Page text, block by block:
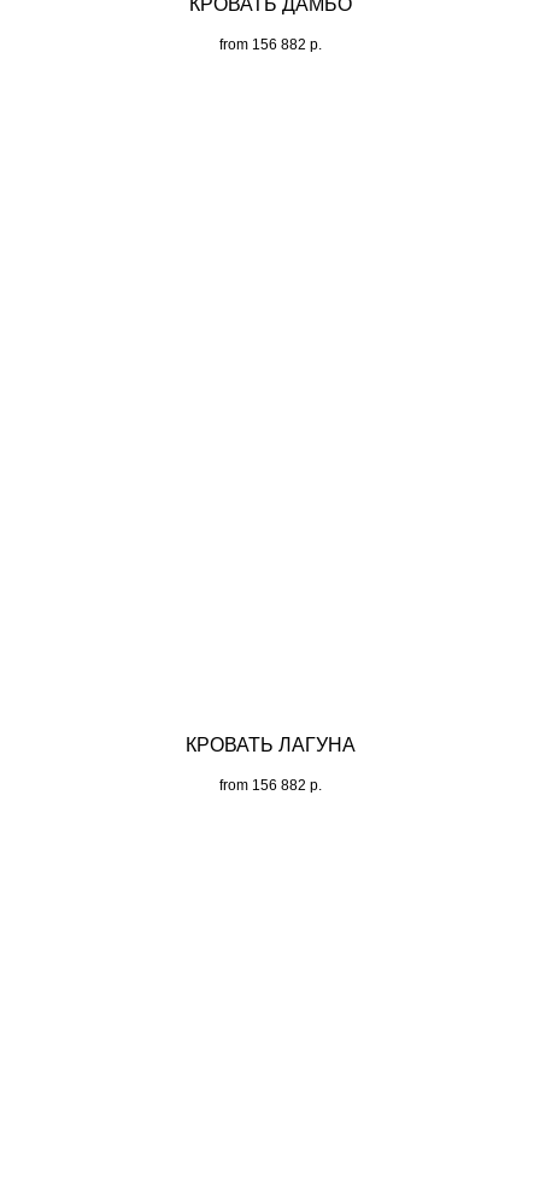
from 156 882 р.
КРОВАТЬ ЛАГУНА
from 156 882 р.